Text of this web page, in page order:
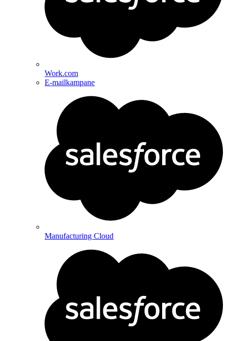
Work.com
E-mailkampane
Manufacturing Cloud